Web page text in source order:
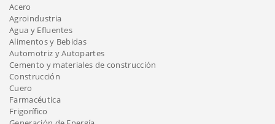
Acero
Agroindustria
Agua y Efluentes
Alimentos y Bebidas
Automotriz y Autopartes
Cemento y materiales de construcción
Construcción
Cuero
Farmacéutica
Frigorífico